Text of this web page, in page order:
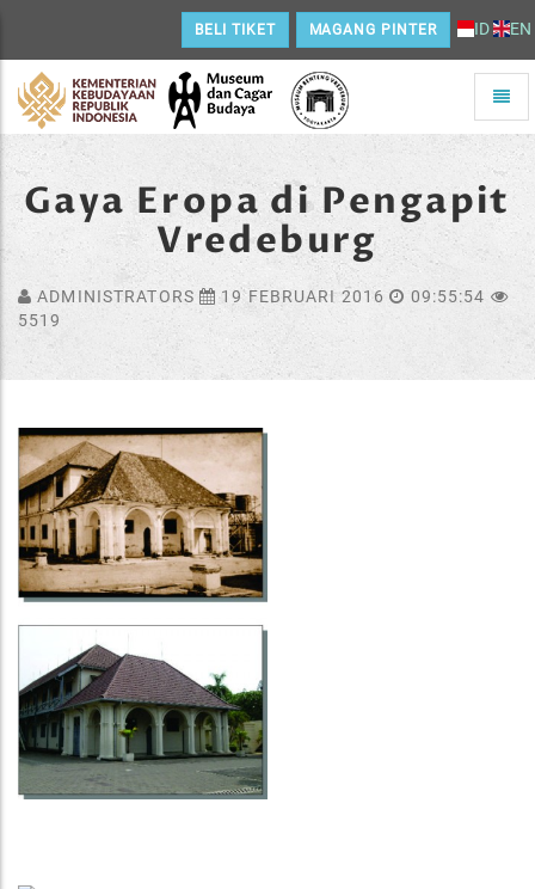
BELI TIKET MAGANG PINTER ID EN
Home
Toggle
Gaya Eropa di Pengapit
Vredeburg
ADMINISTRATORS 19 FEBRUARI 2016
09:55:54
5519